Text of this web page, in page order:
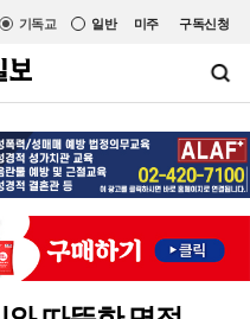
미주 구독신청
일반
기독교